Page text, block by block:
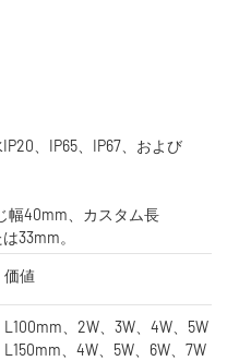
、IP65、IP67、および
幅40mm、カスタム長
価値
L100mm、2W、3W、4W、5W
L150mm、4W、5W、6W、7W